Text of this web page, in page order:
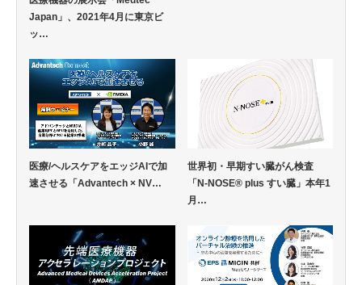
Japan」、2021年4月に東京ビ
ッ…
医療/ヘルスケアをエッジAIで加
速させる「Advantech × NV…
世界初・早期すい臓がん検査
「N-NOSE® plus すい臓」本年1
月…